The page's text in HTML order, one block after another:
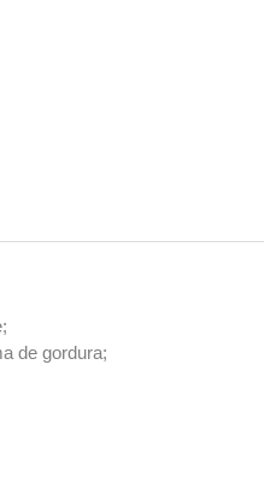
de gordura;